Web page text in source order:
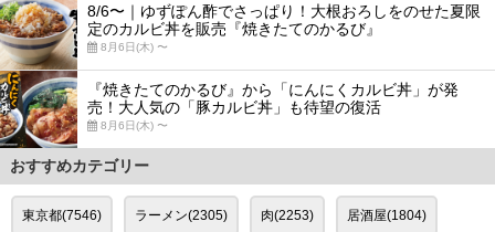
8/6〜｜ゆずぽん酢でさっぱり！大根おろしをのせた夏限
定のカルビ丼を販売『焼きたてのかるび』
8月6日(木) 〜
『焼きたてのかるび』から「にんにくカルビ丼」が発
売！大人気の「豚カルビ丼」も待望の復活
8月6日(木) 〜
おすすめカテゴリー
東京都(7546) ラーメン(2305) 肉(2253) 居酒屋(1804)